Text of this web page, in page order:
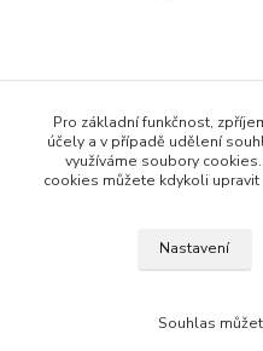
Bezlepkové potraviny
Proteiny
Pro základní funkčnost,
účely a v případě udělení
využíváme soubory
cookies můžete kdykoli
Nastavení
Souhlas